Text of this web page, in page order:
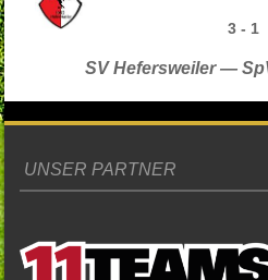
3 - 1
SV Hefersweiler —
UNSER PARTNER